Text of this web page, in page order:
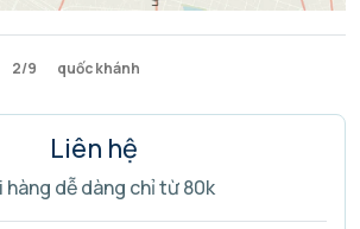
2/9 quốc khánh
Liên hệ
hàng dễ dàng chỉ từ 80k